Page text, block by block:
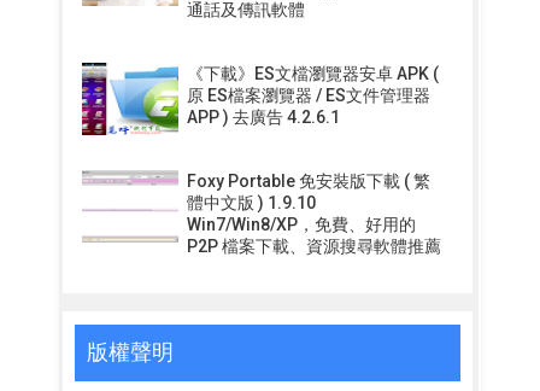
通話及傳訊軟體
《下載》ES文檔瀏覽器安卓 APK (
原 ES檔案瀏覽器 / ES文件管理器
APP ) 去廣告 4.2.6.1
Foxy Portable 免安裝版下載 ( 繁
體中文版 ) 1.9.10
Win7/Win8/XP，免費、好用的
P2P 檔案下載、資源搜尋軟體推薦
版權聲明